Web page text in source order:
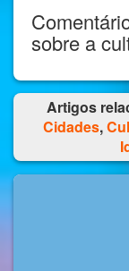
sobre a
Artigos
Cidades,